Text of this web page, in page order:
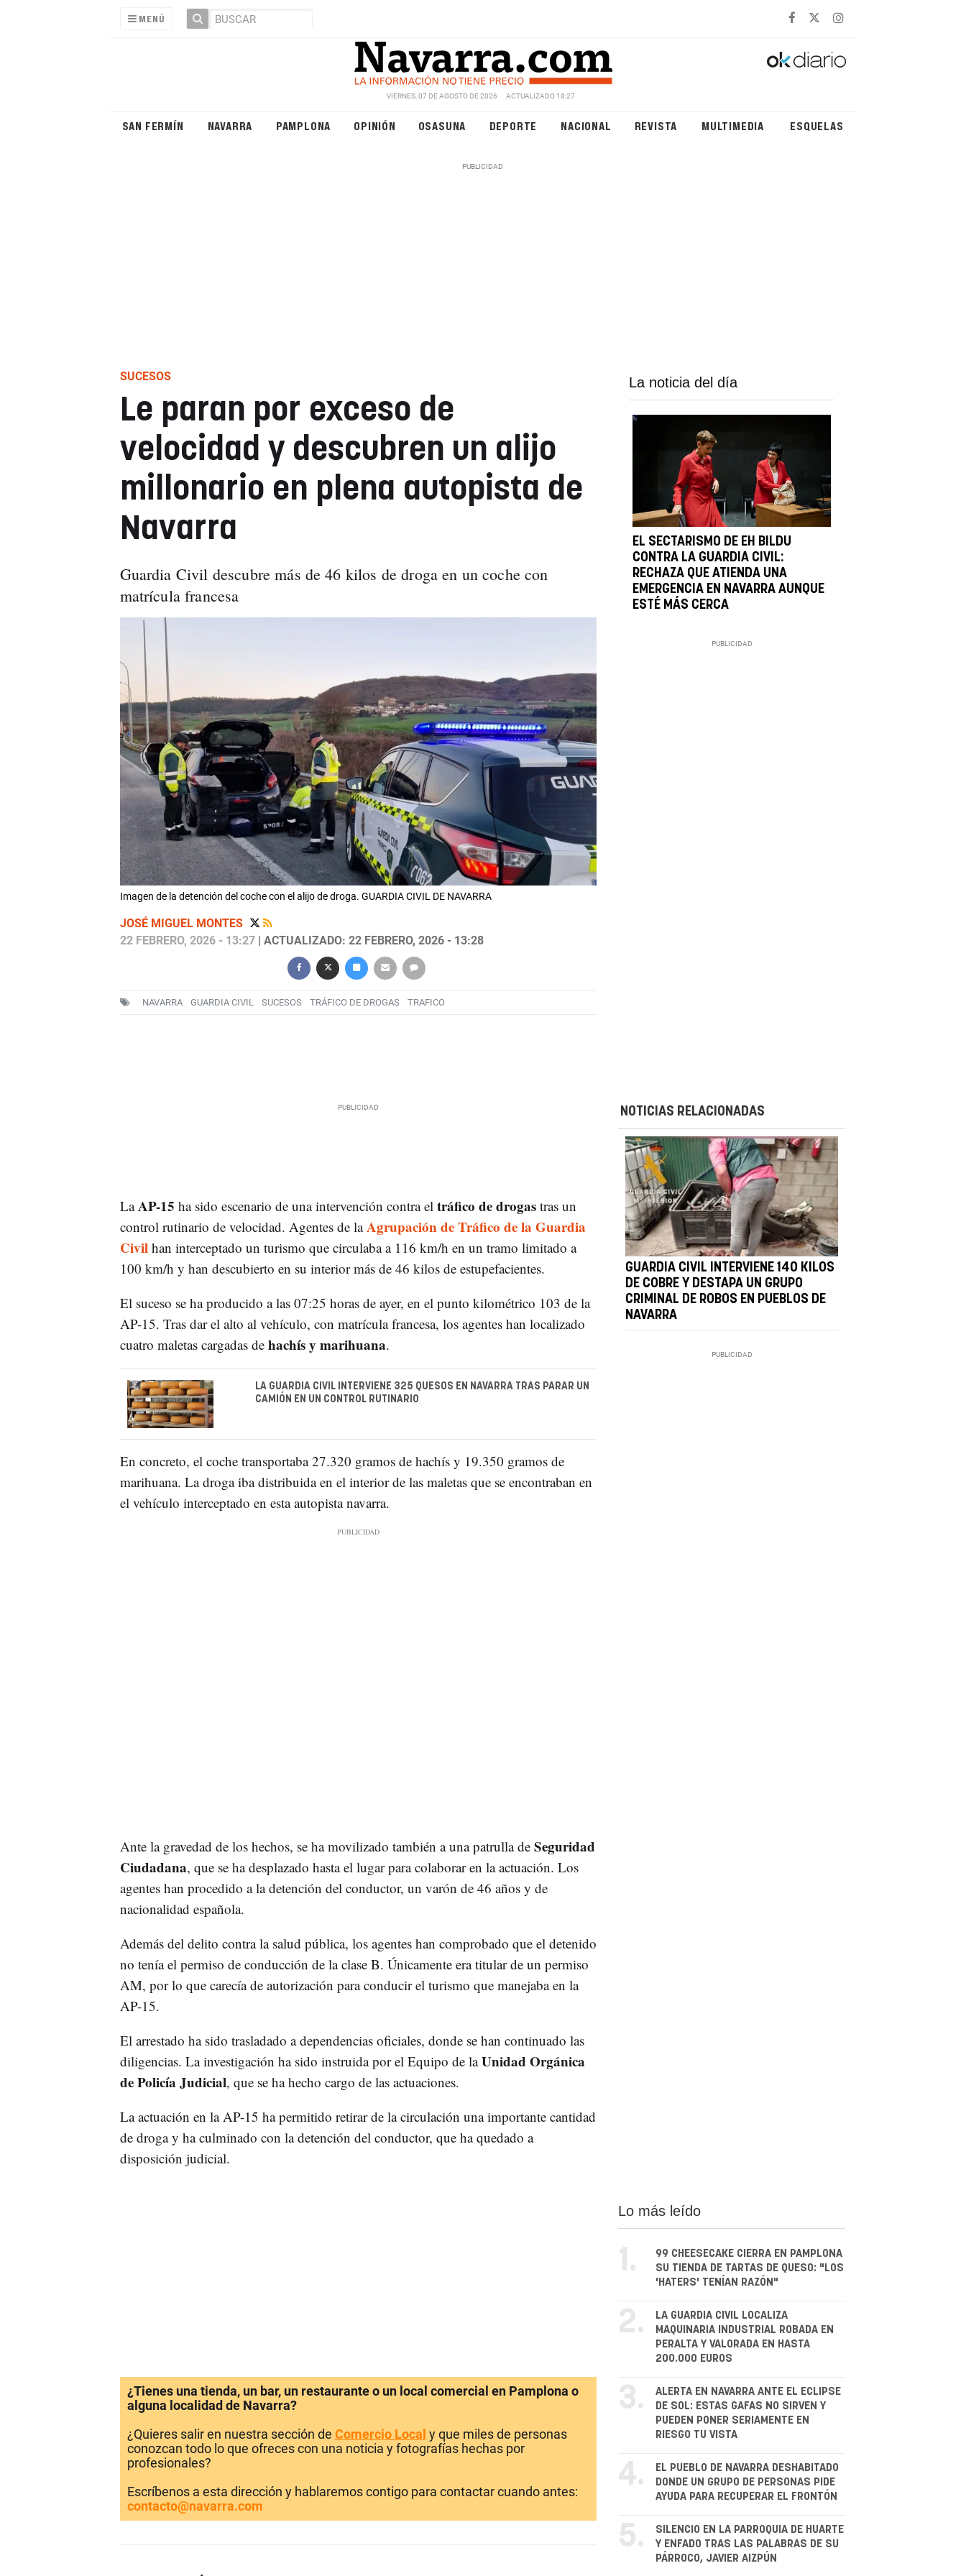
MENÚ
VIERNES, 07 DE AGOSTO DE 2026 ACTUALIZADO 18:27
SAN FERMÍN NAVARRA PAMPLONA OPINIÓN OSASUNA DEPORTE NACIONAL REVISTA MULTIMEDIA ESQUELAS
SUCESOS
Le paran por exceso de
velocidad y descubren un alijo
millonario en plena autopista de
Navarra
Guardia Civil descubre más de 46 kilos de droga en un coche con
matrícula francesa
Imagen de la detención del coche con el alijo de droga. GUARDIA CIVIL DE NAVARRA
JOSÉ MIGUEL MONTES
22 FEBRERO, 2026 - 13:27| ACTUALIZADO: 22 FEBRERO, 2026 - 13:28
NAVARRA GUARDIA CIVIL SUCESOS TRÁFICO DE DROGAS TRAFICO
La noticia del día
EL SECTARISMO DE EH BILDU
CONTRA LA GUARDIA CIVIL:
RECHAZA QUE ATIENDA UNA
EMERGENCIA EN NAVARRA AUNQUE
ESTÉ MÁS CERCA
LaAP-15 ha sido escenario de una intervención contra el tráfico de drogastras un
control rutinario de velocidad. Agentes de laAgrupación de Tráfico de la Guardia
Civil han interceptado un turismo que circulaba a 116 km/h en un tramo limitado a
100 km/h y han descubierto en su interior más de 46 kilos de estupefacientes.
El suceso se ha producido a las 07:25 horas de ayer, en el punto kilométrico 103 de la
AP-15. Tras dar el alto al vehículo, con matrícula francesa, los agentes han localizado
cuatro maletas cargadas de hachís y marihuana.
LA GUARDIA CIVIL INTERVIENE 325 QUESOS EN NAVARRA TRAS PARAR UN
CAMIÓN EN UN CONTROL RUTINARIO
En concreto, el coche transportaba 27.320 gramos de hachís y 19.350 gramos de
marihuana. La droga iba distribuida en el interior de las maletas que se encontraban en
el vehículo interceptado en esta autopista navarra.
Ante la gravedad de los hechos, se ha movilizado también a una patrulla de Seguridad
Ciudadana, que se ha desplazado hasta el lugar para colaborar en la actuación. Los
agentes han procedido a la detención del conductor, un varón de 46 años y de
nacionalidad española.
Además del delito contra la salud pública, los agentes han comprobado que el detenido
no tenía el permiso de conducción de la clase B. Únicamente era titular de un permiso
AM, por lo que carecía de autorización para conducir el turismo que manejaba en la
AP-15.
El arrestado ha sido trasladado a dependencias oficiales, donde se han continuado las
diligencias. La investigación ha sido instruida por el Equipo de laUnidad Orgánica
de Policía Judicial, que se ha hecho cargo de las actuaciones.
La actuación en la AP-15 ha permitido retirar de la circulación una importante cantidad
de droga y ha culminado con la detención del conductor, que ha quedado a
disposición judicial.
NOTICIAS RELACIONADAS
GUARDIA CIVIL INTERVIENE 140 KILOS
DE COBRE Y DESTAPA UN GRUPO
CRIMINAL DE ROBOS EN PUEBLOS DE
NAVARRA
¿Tienes una tienda, un bar, un restaurante o un local comercial en Pamplona o
alguna localidad de Navarra?
¿Quieres salir en nuestra sección de Comercio Local y que miles de personas
conozcan todo lo que ofreces con una noticia y fotografías hechas por
profesionales?
Escríbenos a esta dirección y hablaremos contigo para contactar cuando antes:
contacto@navarra.com
Lo más leído
1.
99 CHEESECAKE CIERRA EN PAMPLONA
SU TIENDA DE TARTAS DE QUESO: "LOS
'HATERS' TENÍAN RAZÓN"
2.
LA GUARDIA CIVIL LOCALIZA
MAQUINARIA INDUSTRIAL ROBADA EN
PERALTA Y VALORADA EN HASTA
200.000 EUROS
3.
ALERTA EN NAVARRA ANTE EL ECLIPSE
DE SOL: ESTAS GAFAS NO SIRVEN Y
PUEDEN PONER SERIAMENTE EN
RIESGO TU VISTA
4.
EL PUEBLO DE NAVARRA DESHABITADO
DONDE UN GRUPO DE PERSONAS PIDE
AYUDA PARA RECUPERAR EL FRONTÓN
5.
SILENCIO EN LA PARROQUIA DE HUARTE
Y ENFADO TRAS LAS PALABRAS DE SU
PÁRROCO, JAVIER AIZPÚN